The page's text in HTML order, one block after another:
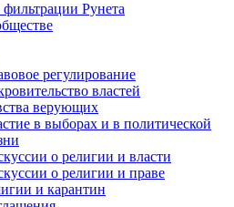
Рунета
регулирование
властей
верующих
в выборах и в политической
о религии и власти
о религии и праве
и карантин